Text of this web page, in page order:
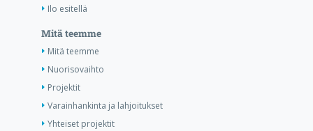
Ilo esitellä
Mitä teemme
Mitä teemme
Nuorisovaihto
Projektit
Varainhankinta ja lahjoitukset
Yhteiset projektit